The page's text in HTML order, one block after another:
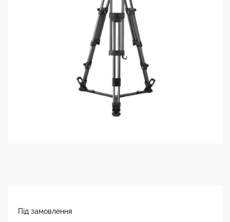
Під замовлення